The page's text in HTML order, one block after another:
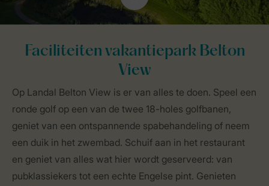
Faciliteiten vakantiepark Belton
View
Op Landal Belton View is er van alles te doen. Speel een
ronde golf op een van de twee 18-holes golfbanen,
geniet van een ontspannende spabehandeling of neem
een duik in het zwembad. Schuif aan in het restaurant
en geniet van alles wat hier wordt geserveerd: van
pubklassiekers tot een echte Engelse pint. Genieten